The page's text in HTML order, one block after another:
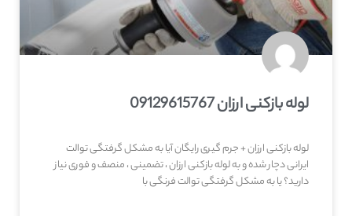
لوله بازکنی ارزان 09129615767
لوله بازکنی ارزان + جرم گیری رایگان آیا به مشکل گرفتگی توالت
ایرانی دچار شده و به لوله بازکنی ارزان ، تضمینی ، منصف و فوری نیاز
دارید؟ یا به مشکل گرفتگی توالت فرنگی با